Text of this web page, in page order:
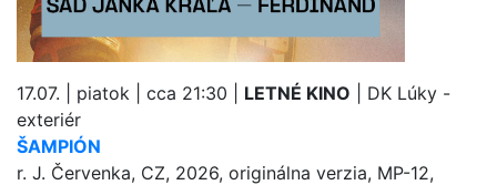
17.07. | piatok | cca 21:30 | LETNÉ KINO | DK Lúky -
exteriér
ŠAMPIÓN
r. J. Červenka, CZ, 2026, originálna verzia, MP-12,